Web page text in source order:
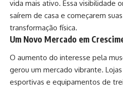
vida mais ativo. Essa visibilidade
saírem de casa e começarem
transformação física.
Um Novo Mercado em
O aumento do interesse pela
gerou um mercado vibrante.
esportivas e equipamentos de